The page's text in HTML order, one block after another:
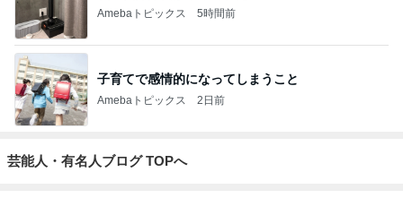
Amebaトピックス 5時間前
子育てで感情的になってしまうこと
Amebaトピックス 2日前
芸能人・有名人ブログ TOPへ